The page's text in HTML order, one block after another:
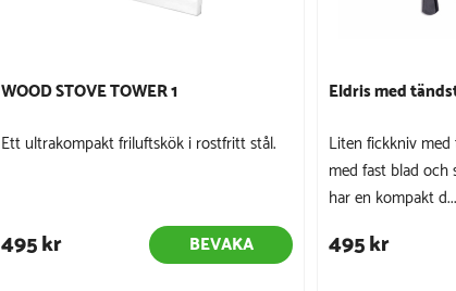
WOOD STOVE TOWER 1
Ett ultrakompakt friluftskök i rostfritt stål.
495 kr BEVAKA
Eldris med
Liten fickkniv
med fast blad och
har en kompakt d...
495 kr